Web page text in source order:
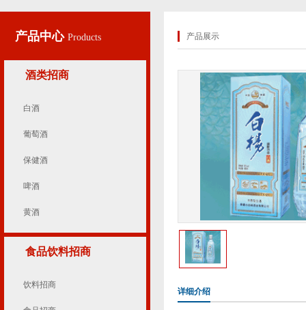
产品中心 Products
酒类招商
白酒
葡萄酒
保健酒
啤酒
黄酒
食品饮料招商
饮料招商
产品展示
详细介绍